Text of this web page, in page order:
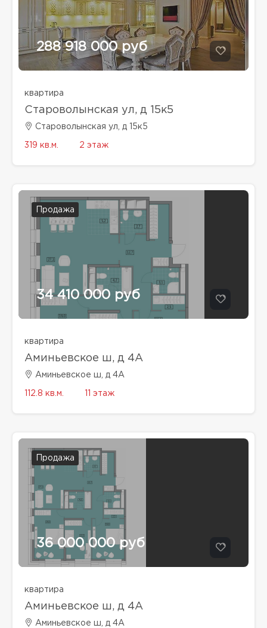
288 918 000 руб
квартира
Староволынская ул, д 15к5
Староволынская ул, д 15к5
319 кв.м. 2 этаж
Продажа
34 410 000 руб
квартира
Аминьевское ш, д 4А
Аминьевское ш, д 4А
112.8 кв.м. 11 этаж
Продажа
36 000 000 руб
квартира
Аминьевское ш, д 4А
Аминьевское ш, д 4А